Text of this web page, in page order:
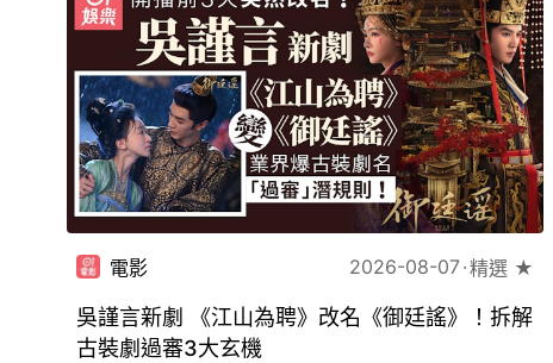
電影 2026-08-07 精選 ★
吳謹言新劇 《江山為聘》改名《御廷謠》！拆解
古裝劇過審3大玄機